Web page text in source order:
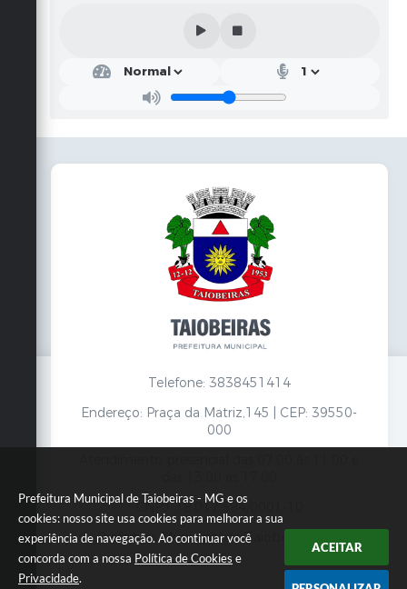
Prefeitura Municipal de Taiobeiras - MG e os
cookies: nosso site usa cookies para melhorar a sua
experiência de navegação. Ao continuar você
concorda com a nossa Política de Cookies e
Privacidade.
ACEITAR
Telefone: 3838451414
Endereço: Praça da Matriz,145 | CEP: 39550-
000
CNPJ: 18.017.384/0001-10
Prefeitura Municipal de Taiobeiras - MG